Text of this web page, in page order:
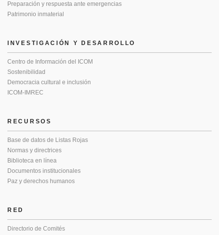
Preparación y respuesta ante emergencias
Patrimonio inmaterial
INVESTIGACIÓN Y DESARROLLO
Centro de Información del ICOM
Sostenibilidad
Democracia cultural e inclusión
ICOM-IMREC
RECURSOS
Base de datos de Listas Rojas
Normas y directrices
Biblioteca en línea
Documentos institucionales
Paz y derechos humanos
RED
Directorio de Comités